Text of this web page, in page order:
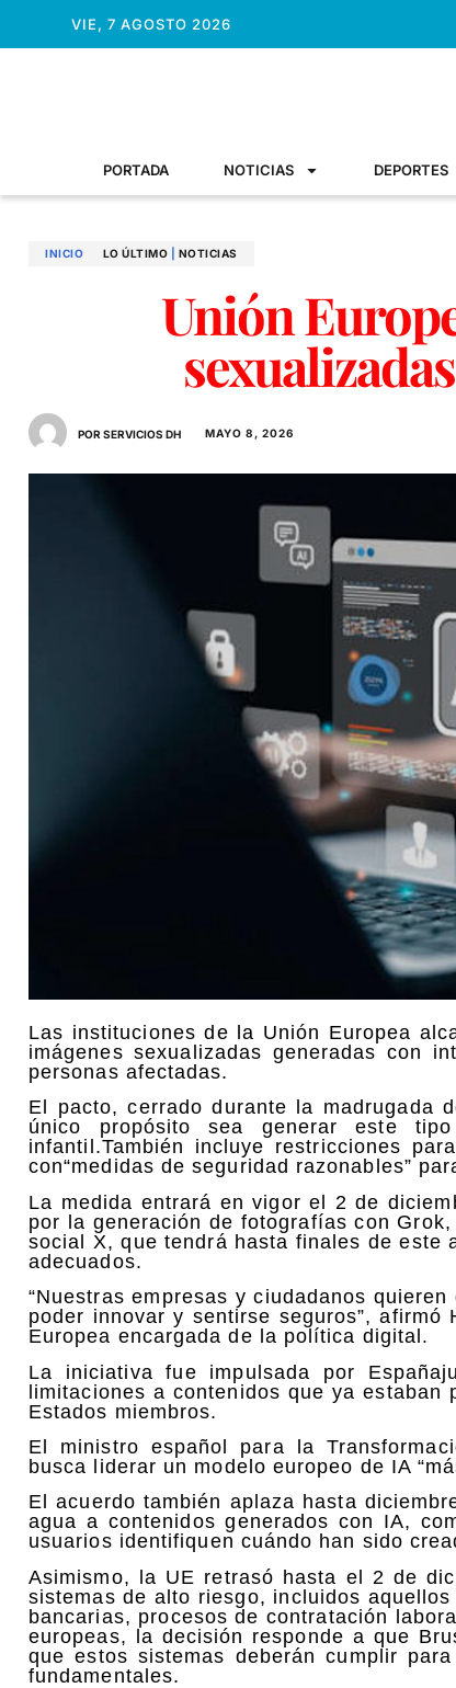
VIE, 7 AGOSTO 2026
PORTADA NOTICIAS DEPORTES
INICIO LO ÚLTIMO NOTICIAS
Unión
POR SERVICIOS DH MAYO 8, 2026
Las instituciones de la Unión Europea
imágenes sexualizadas generadas con
personas afectadas.
El pacto, cerrado durante la madrugada
único propósito sea generar este
infantil.También incluye restricciones
con“medidas de seguridad razonables”
La medida entrará en vigor el 2 de
por la generación de fotografías con
social X, que tendrá hasta finales de este
adecuados.
“Nuestras empresas y ciudadanos
poder innovar y sentirse seguros”,
Europea encargada de la política digital.
La iniciativa fue impulsada por
limitaciones a contenidos que ya
Estados miembros.
El ministro español para la
busca liderar un modelo europeo de IA
El acuerdo también aplaza hasta
agua a contenidos generados con IA,
usuarios identifiquen cuándo han sido
Asimismo, la UE retrasó hasta el 2 de
sistemas de alto riesgo, incluidos
bancarias, procesos de contratación
europeas, la decisión responde a que
que estos sistemas deberán cumplir
fundamentales.